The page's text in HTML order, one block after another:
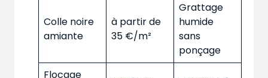
Colle noire
amiante
à partir de
35 €/m²
Grattage
humide
sans
ponçage
Flocage